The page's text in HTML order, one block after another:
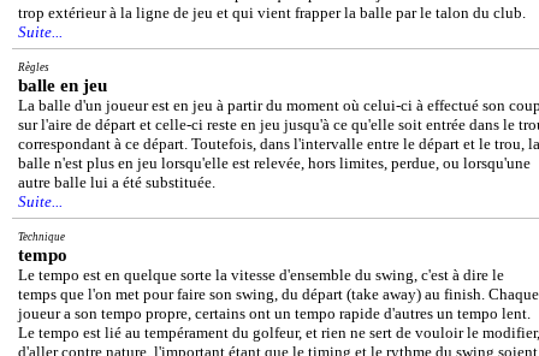
trop extérieur à la ligne de jeu et qui vient frapper la balle par le talon du club.
Suite...
Règles
balle en jeu
La balle d'un joueur est en jeu à partir du moment où celui-ci à effectué son
sur l'aire de départ et celle-ci reste en jeu jusqu'à ce qu'elle soit entrée dans le
correspondant à ce départ. Toutefois, dans l'intervalle entre le départ et le trou, la
balle n'est plus en jeu lorsqu'elle est relevée, hors limites, perdue, ou lorsqu'une
autre balle lui a été substituée.
Suite...
Technique
tempo
Le tempo est en quelque sorte la vitesse d'ensemble du swing, c'est à dire le
temps que l'on met pour faire son swing, du départ (take away) au finish. Chaque
joueur a son tempo propre, certains ont un tempo rapide d'autres un tempo lent.
Le tempo est lié au tempérament du golfeur, et rien ne sert de vouloir le modifier,
d'aller contre nature, l'important étant que le timing et le rythme du swing soient